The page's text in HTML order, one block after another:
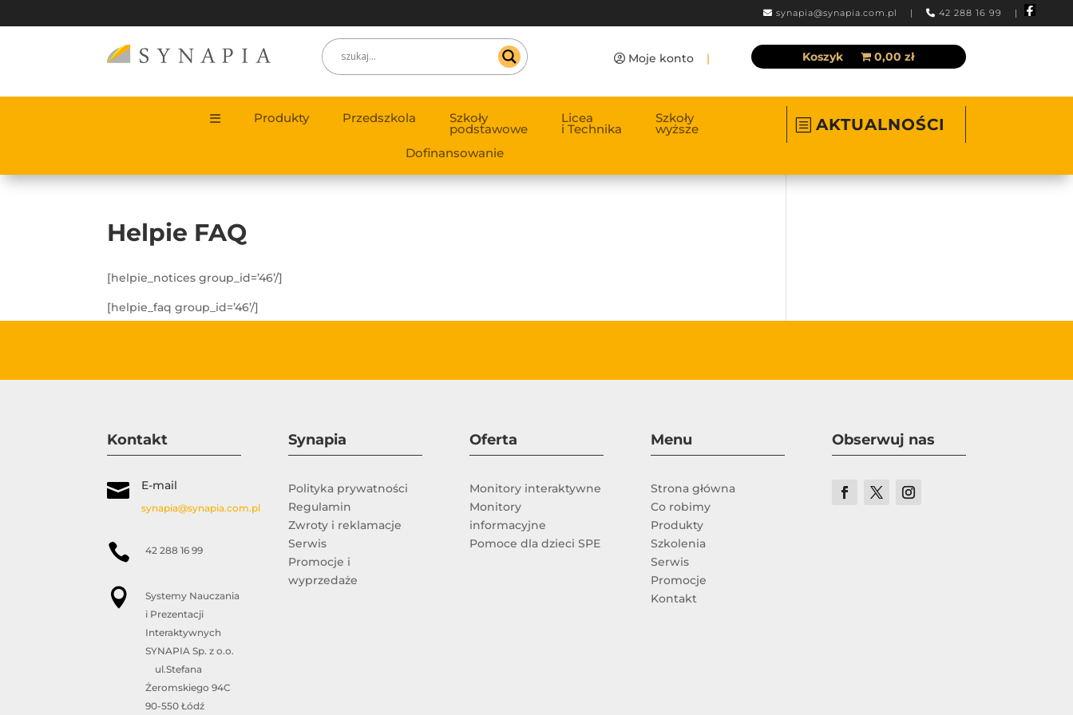
synapia@synapia.com.pl | 42 288 16 99 |
Moje konto | Koszyk 0,00 zł
Produkty Przedszkola Szkoły
podstawowe
Licea
i Technika
Szkoły
wyższe
Dofinansowanie
AKTUALNOŚCI
Helpie FAQ
[helpie_notices group_id=’46’/]
[helpie_faq group_id=’46’/]
Kontakt
 E-mail
synapia@synapia.com.pl
 42 288 16 99

Systemy Nauczania
i Prezentacji
Interaktywnych
SYNAPIA Sp. z o.o.
ul.Stefana
Żeromskiego 94C
90-550 Łódź
Synapia
Polityka prywatności
Regulamin
Zwroty i reklamacje
Serwis
Promocje i
wyprzedaże
Oferta
Monitory interaktywne
Monitory
informacyjne
Pomoce dla dzieci SPE
Menu
Strona główna
Co robimy
Produkty
Szkolenia
Serwis
Promocje
Kontakt
Obserwuj nas